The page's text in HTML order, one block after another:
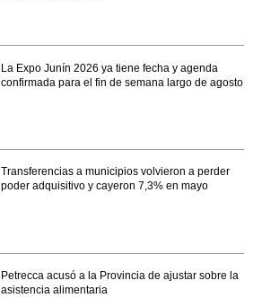
La Expo Junín 2026 ya tiene fecha y agenda
confirmada para el fin de semana largo de agosto
Transferencias a municipios volvieron a perder
poder adquisitivo y cayeron 7,3% en mayo
Petrecca acusó a la Provincia de ajustar sobre la
asistencia alimentaria